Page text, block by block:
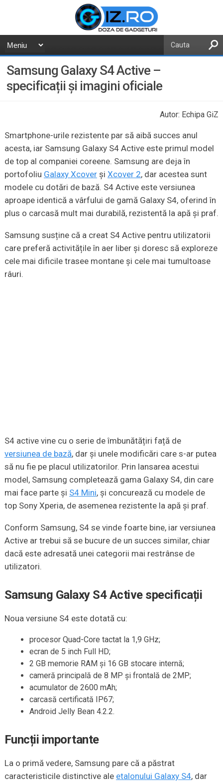
Samsung Galaxy S4 Active –
specificații și imagini oficiale
Autor: Echipa GiZ
Smartphone-urile rezistente par să aibă succes anul
acesta, iar Samsung Galaxy S4 Active este primul model
de top al companiei coreene. Samsung are deja în
portofoliu Galaxy Xcoverși Xcover 2, dar acestea sunt
modele cu dotări de bază. S4 Active este versiunea
aproape identică a vârfului de gamă Galaxy S4, oferind în
plus o carcasă mult mai durabilă, rezistentă la apă și praf.
Samsung susține că a creat S4 Active pentru utilizatorii
care preferă activitățile în aer liber și doresc să exploreze
cele mai dificile trasee montane și cele mai tumultoase
râuri.
S4 active vine cu o serie de îmbunătățiri față de
versiunea de bază, dar și unele modificări care s-ar putea
să nu fie pe placul utilizatorilor. Prin lansarea acestui
model, Samsung completează gama Galaxy S4, din care
mai face parte și S4 Mini, și concurează cu modele de
top Sony Xperia, de asemenea rezistente la apă și praf.
Conform Samsung, S4 se vinde foarte bine, iar versiunea
Active ar trebui să se bucure de un succes similar, chiar
dacă este adresată unei categorii mai restrânse de
utilizatori.
Samsung Galaxy S4 Active specificații
Noua versiune S4 este dotată cu:
procesor Quad-Core tactat la 1,9 GHz;
ecran de 5 inch Full HD;
2 GB memorie RAM și 16 GB stocare internă;
cameră principală de 8 MP și frontală de 2MP;
acumulator de 2600 mAh;
carcasă certificată IP67;
Android Jelly Bean 4.2.2.
Funcții importante
La o primă vedere, Samsung pare că a păstrat
caracteristicile distinctive ale etalonului Galaxy S4, dar